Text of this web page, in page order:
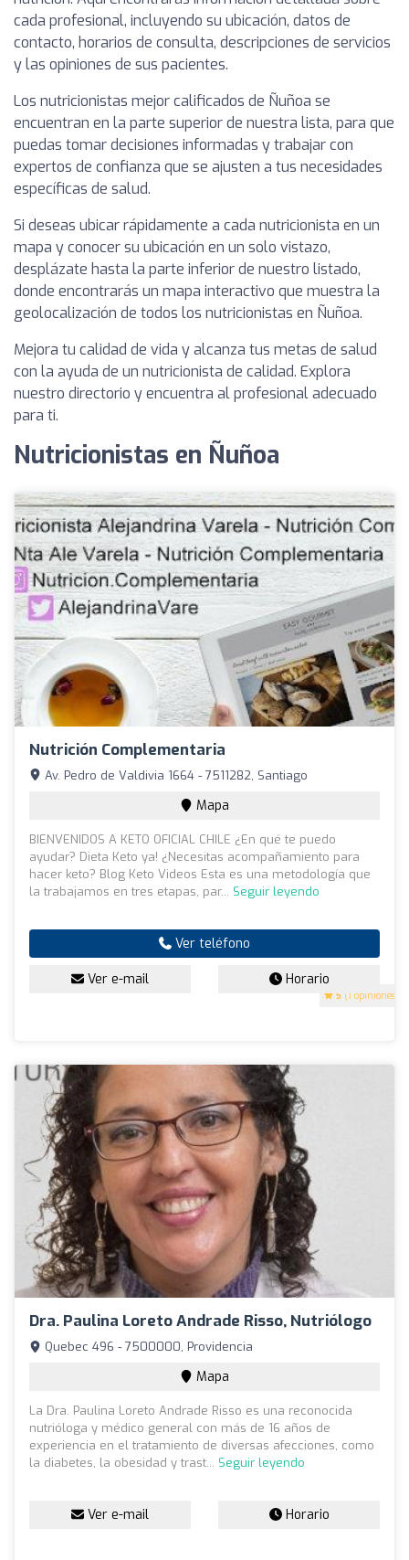
cada profesional, incluyendo su ubicación, datos de
contacto, horarios de consulta, descripciones de servicios
y las opiniones de sus pacientes.
Los nutricionistas mejor calificados de Ñuñoa se
encuentran en la parte superior de nuestra lista, para que
puedas tomar decisiones informadas y trabajar con
expertos de confianza que se ajusten a tus necesidades
específicas de salud.
Si deseas ubicar rápidamente a cada nutricionista en un
mapa y conocer su ubicación en un solo vistazo,
desplázate hasta la parte inferior de nuestro listado,
donde encontrarás un mapa interactivo que muestra la
geolocalización de todos los nutricionistas en Ñuñoa.
Mejora tu calidad de vida y alcanza tus metas de salud
con la ayuda de un nutricionista de calidad. Explora
nuestro directorio y encuentra al profesional adecuado
para ti.
Nutricionistas en Ñuñoa
Nutrición Complementaria
5 (1 opiniones)
Av. Pedro de Valdivia 1664 - 7511282, Santiago
Mapa
BIENVENIDOS A KETO OFICIAL CHILE ¿En qué te puedo
ayudar? Dieta Keto ya! ¿Necesitas acompañamiento para
hacer keto? Blog Keto Videos Esta es una metodología que
la trabajamos en tres etapas, par... Seguir leyendo
Ver teléfono
Ver e-mail Horario
Dra. Paulina Loreto Andrade Risso, Nutriólogo
Quebec 496 - 7500000, Providencia
Mapa
La Dra. Paulina Loreto Andrade Risso es una reconocida
nutrióloga y médico general con más de 16 años de
experiencia en el tratamiento de diversas afecciones, como
la diabetes, la obesidad y trast... Seguir leyendo
Ver e-mail Horario